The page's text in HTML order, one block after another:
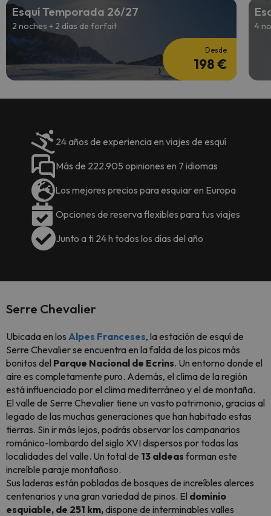
Esquí Temporada 26/27
2 noches + 2 días de forfait
Desde
198 €
4
24 años de experiencia en viajes de esquí
Más de 222.905 opiniones en 7 idiomas
Los mejores precios para esquiar en Europa
Opciones de reserva flexibles para tus viajes
Junto a ti 24 h todos los días del año
Serre Chevalier
Ubicada en los Alpes Franceses, la estación de esquí de
Serre Chevalier se encuentra en la falda de los picos más
bonitos del Parque Nacional de Ecrins. Un entorno donde el
aire es completamente puro. Además, el clima de la región
está influenciado por el clima mediterráneo y el de montaña.
El valle de Serre Chevalier tiene un vasto patrimonio, gracias al
legado de las muchas generaciones que han habitado estas
tierras. Sin ir más lejos, podrás observar los campanarios
románico-lombardo del siglo XVI dispersos por todas las
localidades del valle. Un total de 13 aldeasforman este
increíble paraje montañoso.
Sus laderas están pobladas de bosques de increíbles alerces
centenarios y una gran variedad de pinos. El dominio
esquiable, de 251 km,dispone de interminables valles